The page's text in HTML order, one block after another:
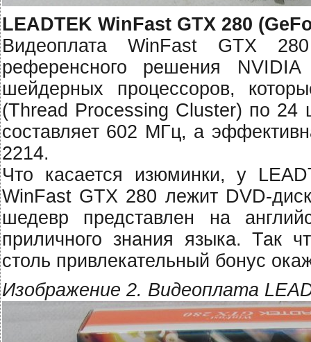
LEADTEK WinFast GTX 280
Видеоплата WinFast GTX
референсного решения
шейдерных процессоров,
(Thread Processing Cluster) по 24
составляет 602 МГц, а
2214.
Что касается изюминки, у
WinFast GTX 280 лежит DVD-
шедевр представлен на
приличного знания языка. Так
столь привлекательный бонус
Изображение 2. Видеоплата